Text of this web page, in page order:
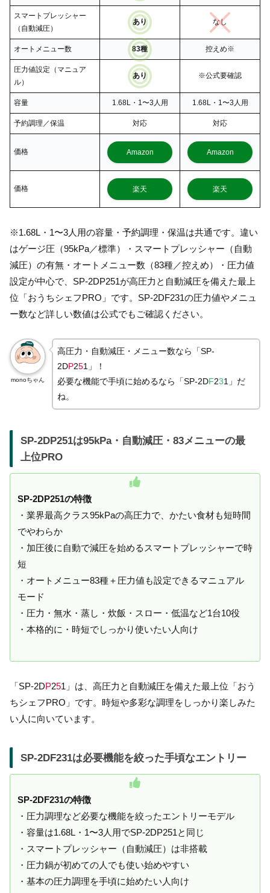
スマートプレッシャー
（自動減圧）
あり なし
オートメニュー数 83種 控えめ※
圧力値設定（マニュア
ル）
あり ※公式要確認
容量 1.68L・1〜3人用 1.68L・1〜3人用
予約調理／保温 対応 対応
価格 Amazon Amazon
価格 楽天 楽天
※1.68L・1〜3人用の容量・予約調理・保温は共通です。違い
はゲージ圧（95kPa／標準）・スマートプレッシャー（自動
減圧）の有無・オートメニュー数（83種／控えめ）・圧力値
設定が中心で、SP-2DP251が高圧力と自動減圧を備えた最上
位「おうちシェフPRO」です。SP-2DF231の圧力値やメニュ
ー数など詳しい数値は公式でもご確認ください。
monoちゃん
高圧力・自動減圧・メニュー数なら「SP-
2DP251」！
必要な機能で手頃に始めるなら「SP-2DF231」だ
ね。
SP-2DP251は95kPa・自動減圧・83メニューの最
上位PRO
SP-2DP251の特徴
・業界最高クラス95kPaの高圧力で、かたい食材も短時間
でやわらか
・加圧後に自動で減圧を始めるスマートプレッシャーで時
短
・オートメニュー83種＋圧力値も設定できるマニュアル
モード
・圧力・無水・蒸し・炊飯・スロー・低温など1台10役
・本格的に・時短でしっかり使いたい人向け
「SP-2DP251」は、高圧力と自動減圧を備えた最上位「おう
ちシェフPRO」です。時短や多彩な調理をしっかり楽しみた
い人に向いています。
SP-2DF231は必要機能を絞った手頃なエントリー
SP-2DF231の特徴
・圧力調理など必要な機能を絞ったエントリーモデル
・容量は1.68L・1〜3人用でSP-2DP251と同じ
・スマートプレッシャー（自動減圧）は非搭載
・圧力鍋が初めての人でも使い始めやすい
・基本の圧力調理を手頃に始めたい人向け